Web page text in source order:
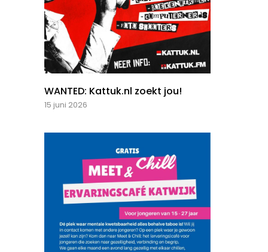
WANTED: Kattuk.nl zoekt jou!
15 juni 2026